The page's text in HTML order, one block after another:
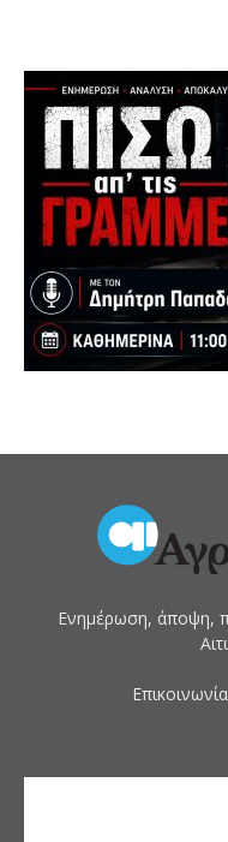
Ενημέρωση, άποψη,